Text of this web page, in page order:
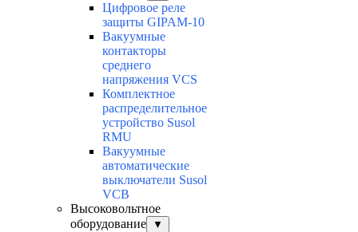
Цифровое реле
защиты GIPAM-10
Вакуумные
контакторы
среднего
напряжения VCS
Комплектное
распределительное
устройство Susol
RMU
Вакуумные
автоматические
выключатели Susol
VCB
Высоковольтное
оборудование
▼